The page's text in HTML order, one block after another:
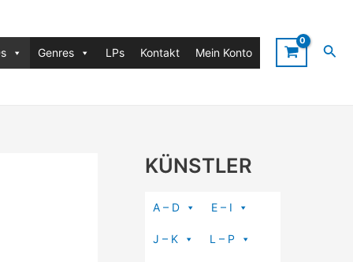
Genres LPs Kontakt Mein Konto
KÜNSTLER
A – D E – I
J – K L – P